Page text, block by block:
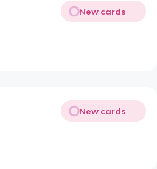
New cards
New cards